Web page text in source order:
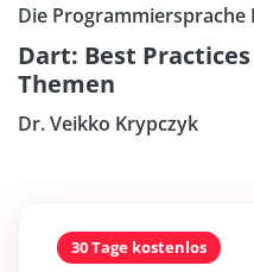
Die Programmiersprache
Dart: Best
Themen
Dr. Veikko Krypczyk
30 Tage kostenlos